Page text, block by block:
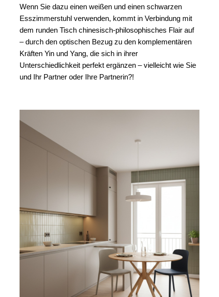
Wenn Sie dazu einen weißen und einen schwarzen
Esszimmerstuhl verwenden, kommt in Verbindung mit
dem runden Tisch chinesisch-philosophisches Flair auf
– durch den optischen Bezug zu den komplementären
Kräften Yin und Yang, die sich in ihrer
Unterschiedlichkeit perfekt ergänzen – vielleicht wie Sie
und Ihr Partner oder Ihre Partnerin?!